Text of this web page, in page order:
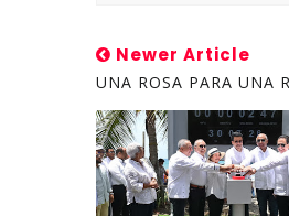
Newer Article
UNA ROSA PARA UNA